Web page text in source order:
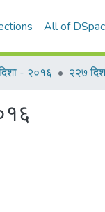
All of
- २०१६ २२७